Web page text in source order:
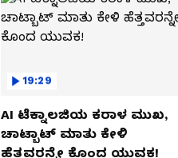
19:29
AI ಟೆಕ್ನಾಲಜಿಯ ಕರಾಳ ಮುಖ,
ಚಾಟ್ಬಾಟ್ ಮಾತು ಕೇಳಿ
ಹೆತ್ತವರನ್ನೇ ಕೊಂದ ಯುವಕ!